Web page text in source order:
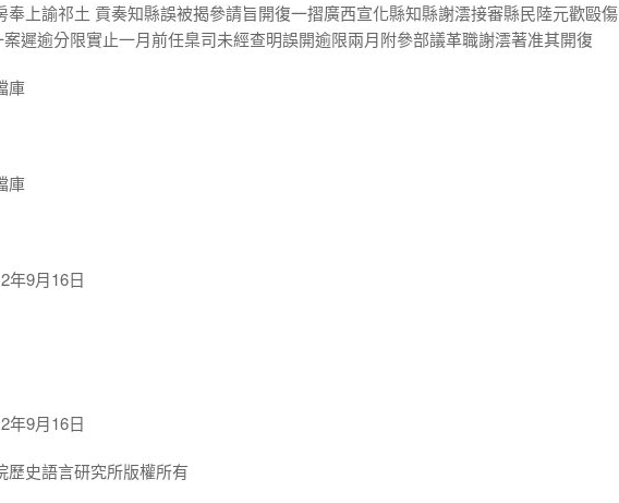
奉上諭祁土 貢奏知縣誤被揭參請旨開復一摺廣西宣化縣知縣謝澐接審縣民陸元歡毆傷
遲逾分限實止一月前任臬司未經查明誤開逾限兩月附參部議革職謝澐著准其開復
庫
庫
年9月16日
年9月16日
歷史語言研究所版權所有